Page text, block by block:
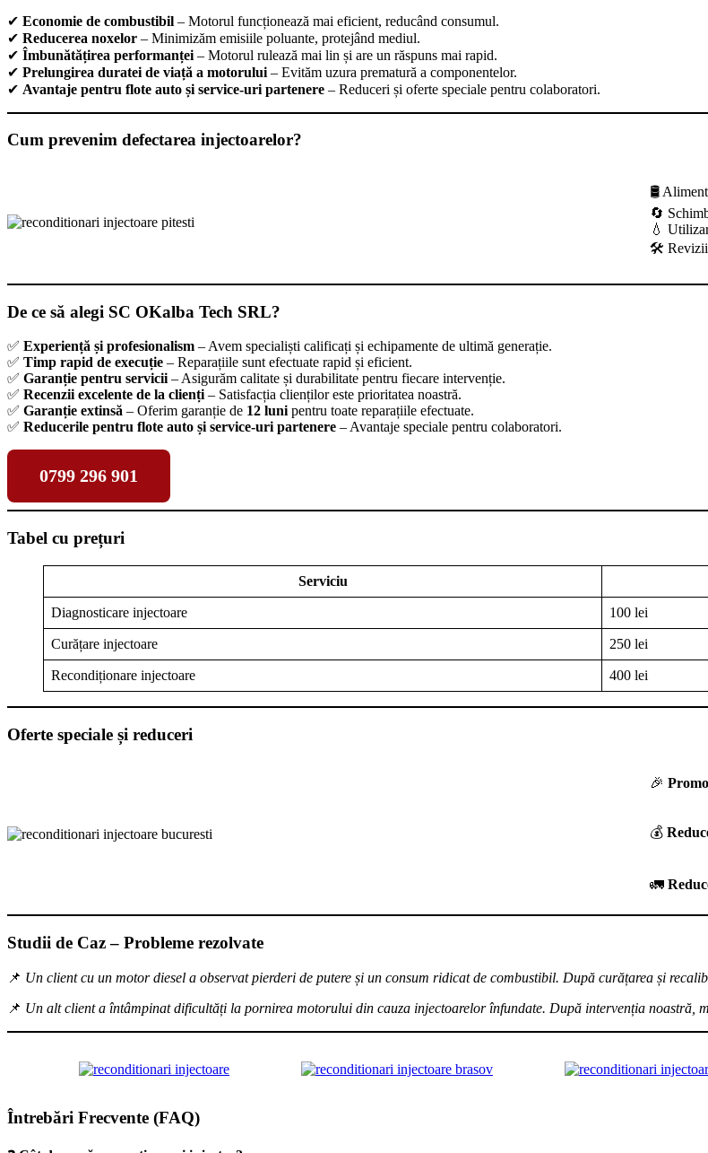
✔ Economie de combustibil – Motorul funcționează mai eficient, reducând consumul.
✔ Reducerea noxelor – Minimizăm emisiile poluante, protejând mediul.
✔ Îmbunătățirea performanței – Motorul rulează mai lin și are un răspuns mai rapid.
✔ Prelungirea duratei de viață a motorului – Evităm uzura prematură a componentelor.
✔ Avantaje pentru flote auto și service-uri partenere – Reduceri și oferte speciale pentru colaboratori.
Cum prevenim defectarea injectoarelor?
🛢
🔄
💧
🛠 Revizii
De ce să alegi SC OKalba Tech SRL?
✅ Experiență și profesionalism – Avem specialiști calificați și echipamente de ultimă generație.
✅ Timp rapid de execuție – Reparațiile sunt efectuate rapid și eficient.
✅ Garanție pentru servicii– Asigurăm calitate și durabilitate pentru fiecare intervenție.
✅ Recenzii excelente de la clienți– Satisfacția clienților este prioritatea noastră.
✅ Garanție extinsă – Oferim garanție de 12 lunipentru toate reparațiile efectuate.
✅ Reducerile pentru flote auto și service-uri partenere – Avantaje speciale pentru colaboratori.
0799 296 901
Tabel cu prețuri
Serviciu
Diagnosticare injectoare 100 lei
Curățare injectoare 250 lei
Recondiționare injectoare 400 lei
Oferte speciale și reduceri
🎉
💰
🚛
Studii de Caz – Probleme rezolvate
📌 Un client cu un motor diesel a observat pierderi de putere și un consum ridicat de combustibil. După curățarea și
📌 Un alt client a întâmpinat dificultăți la pornirea motorului din cauza injectoarelor înfundate. După intervenția noastră,
Întrebări Frecvente (FAQ)